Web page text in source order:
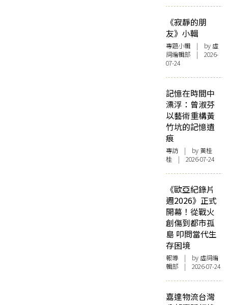
《寂靜的朋
友》小輯
專題小輯 | by 虛
詞編輯部 | 2026-
07-24
記憶在時間中
漂浮：曾淑芬
以藝術重構黃
竹坑的記憶遺
痕
專訪 | by 黃桂
桂 | 2026-07-24
《歐亞紀錄片
週2026》正式
開幕！從戰火
創傷到都市孤
島 叩問當代生
存困境
報導 | by 虛詞編
輯部 | 2026-07-24
嘉達物流台灣